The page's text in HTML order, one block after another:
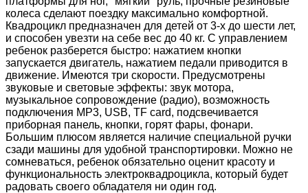
колеса сделают поездку максимально комфортной.
Квадроцикл предназначен для детей от 3-х до шести лет,
и способен увезти на себе вес до 40 кг. С управлением
ребенок разберется быстро: нажатием кнопки
запускается двигатель, нажатием педали приводится в
движение. Имеются три скорости. Предусмотрены
звуковые и световые эффекты: звук мотора,
музыкальное сопровождение (радио), возможность
подключения MP3, USB, TF card, подсвечивается
приборная панель, кнопки, горят фары, фонари.
Большим плюсом является наличие специальной ручки
сзади машины для удобной транспортировки. Можно не
сомневаться, ребенок обязательно оценит красоту и
функциональность электроквадроцикла, который будет
радовать своего обладателя ни один год.